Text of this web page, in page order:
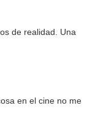
de realidad. Una
en el cine no me